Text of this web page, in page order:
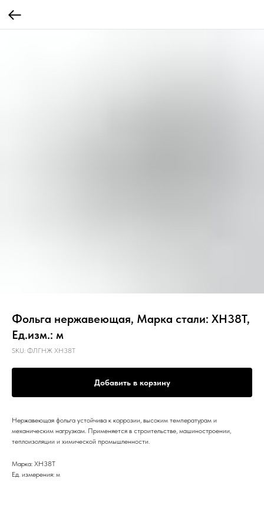
Фольга нержавеющая, Марка стали: ХН38Т,
Ед.изм.: м
SKU: ФЛГНЖ ХН38Т
Добавить в корзину
Нержавеющая фольга устойчива к коррозии, высоким температурам и
механическим нагрузкам. Применяется в строительстве, машиностроении,
теплоизоляции и химической промышленности.
Марка: ХН38Т
Ед. измерения: м